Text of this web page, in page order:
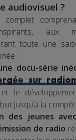
audiovisuel ?
complet
aux
toute une
:
docu-série
sur
le
jusqu’à la
des jeunes
de radio